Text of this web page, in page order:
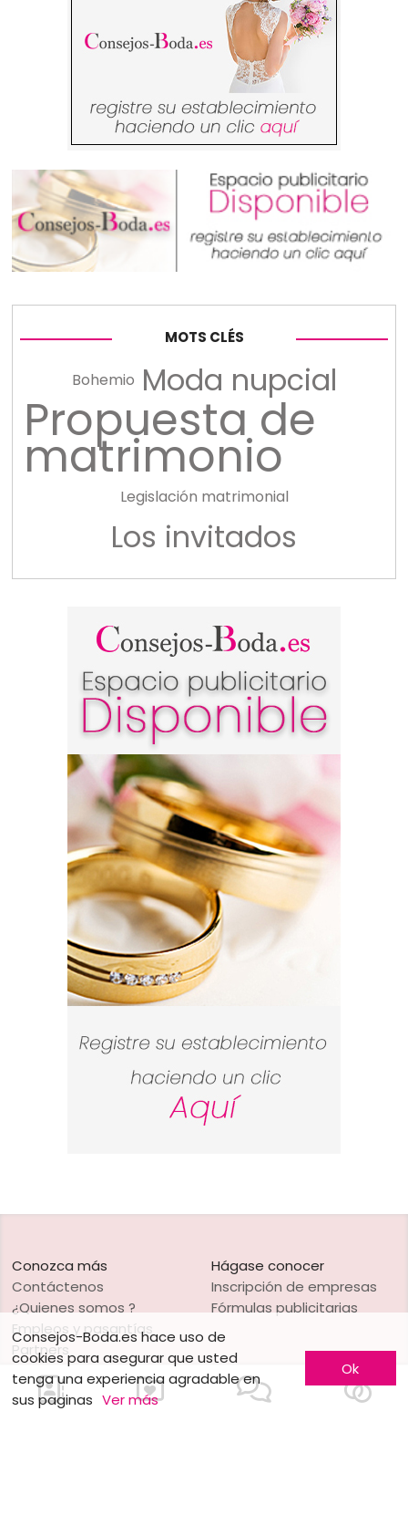
MOTS CLÉS
Bohemio Moda nupcial
Propuesta de
matrimonio
Legislación matrimonial
Los invitados
Conozca más
Contáctenos
¿Quienes somos ?
Empleos y pasantías
Partners
Condiciones legales
Hágase conocer
Inscripción de empresas
Fórmulas publicitarias
Síganos en
Consejos-Boda.es hace uso de
cookies para asegurar que usted
tenga una experiencia agradable en
sus paginas Ver más
Ok